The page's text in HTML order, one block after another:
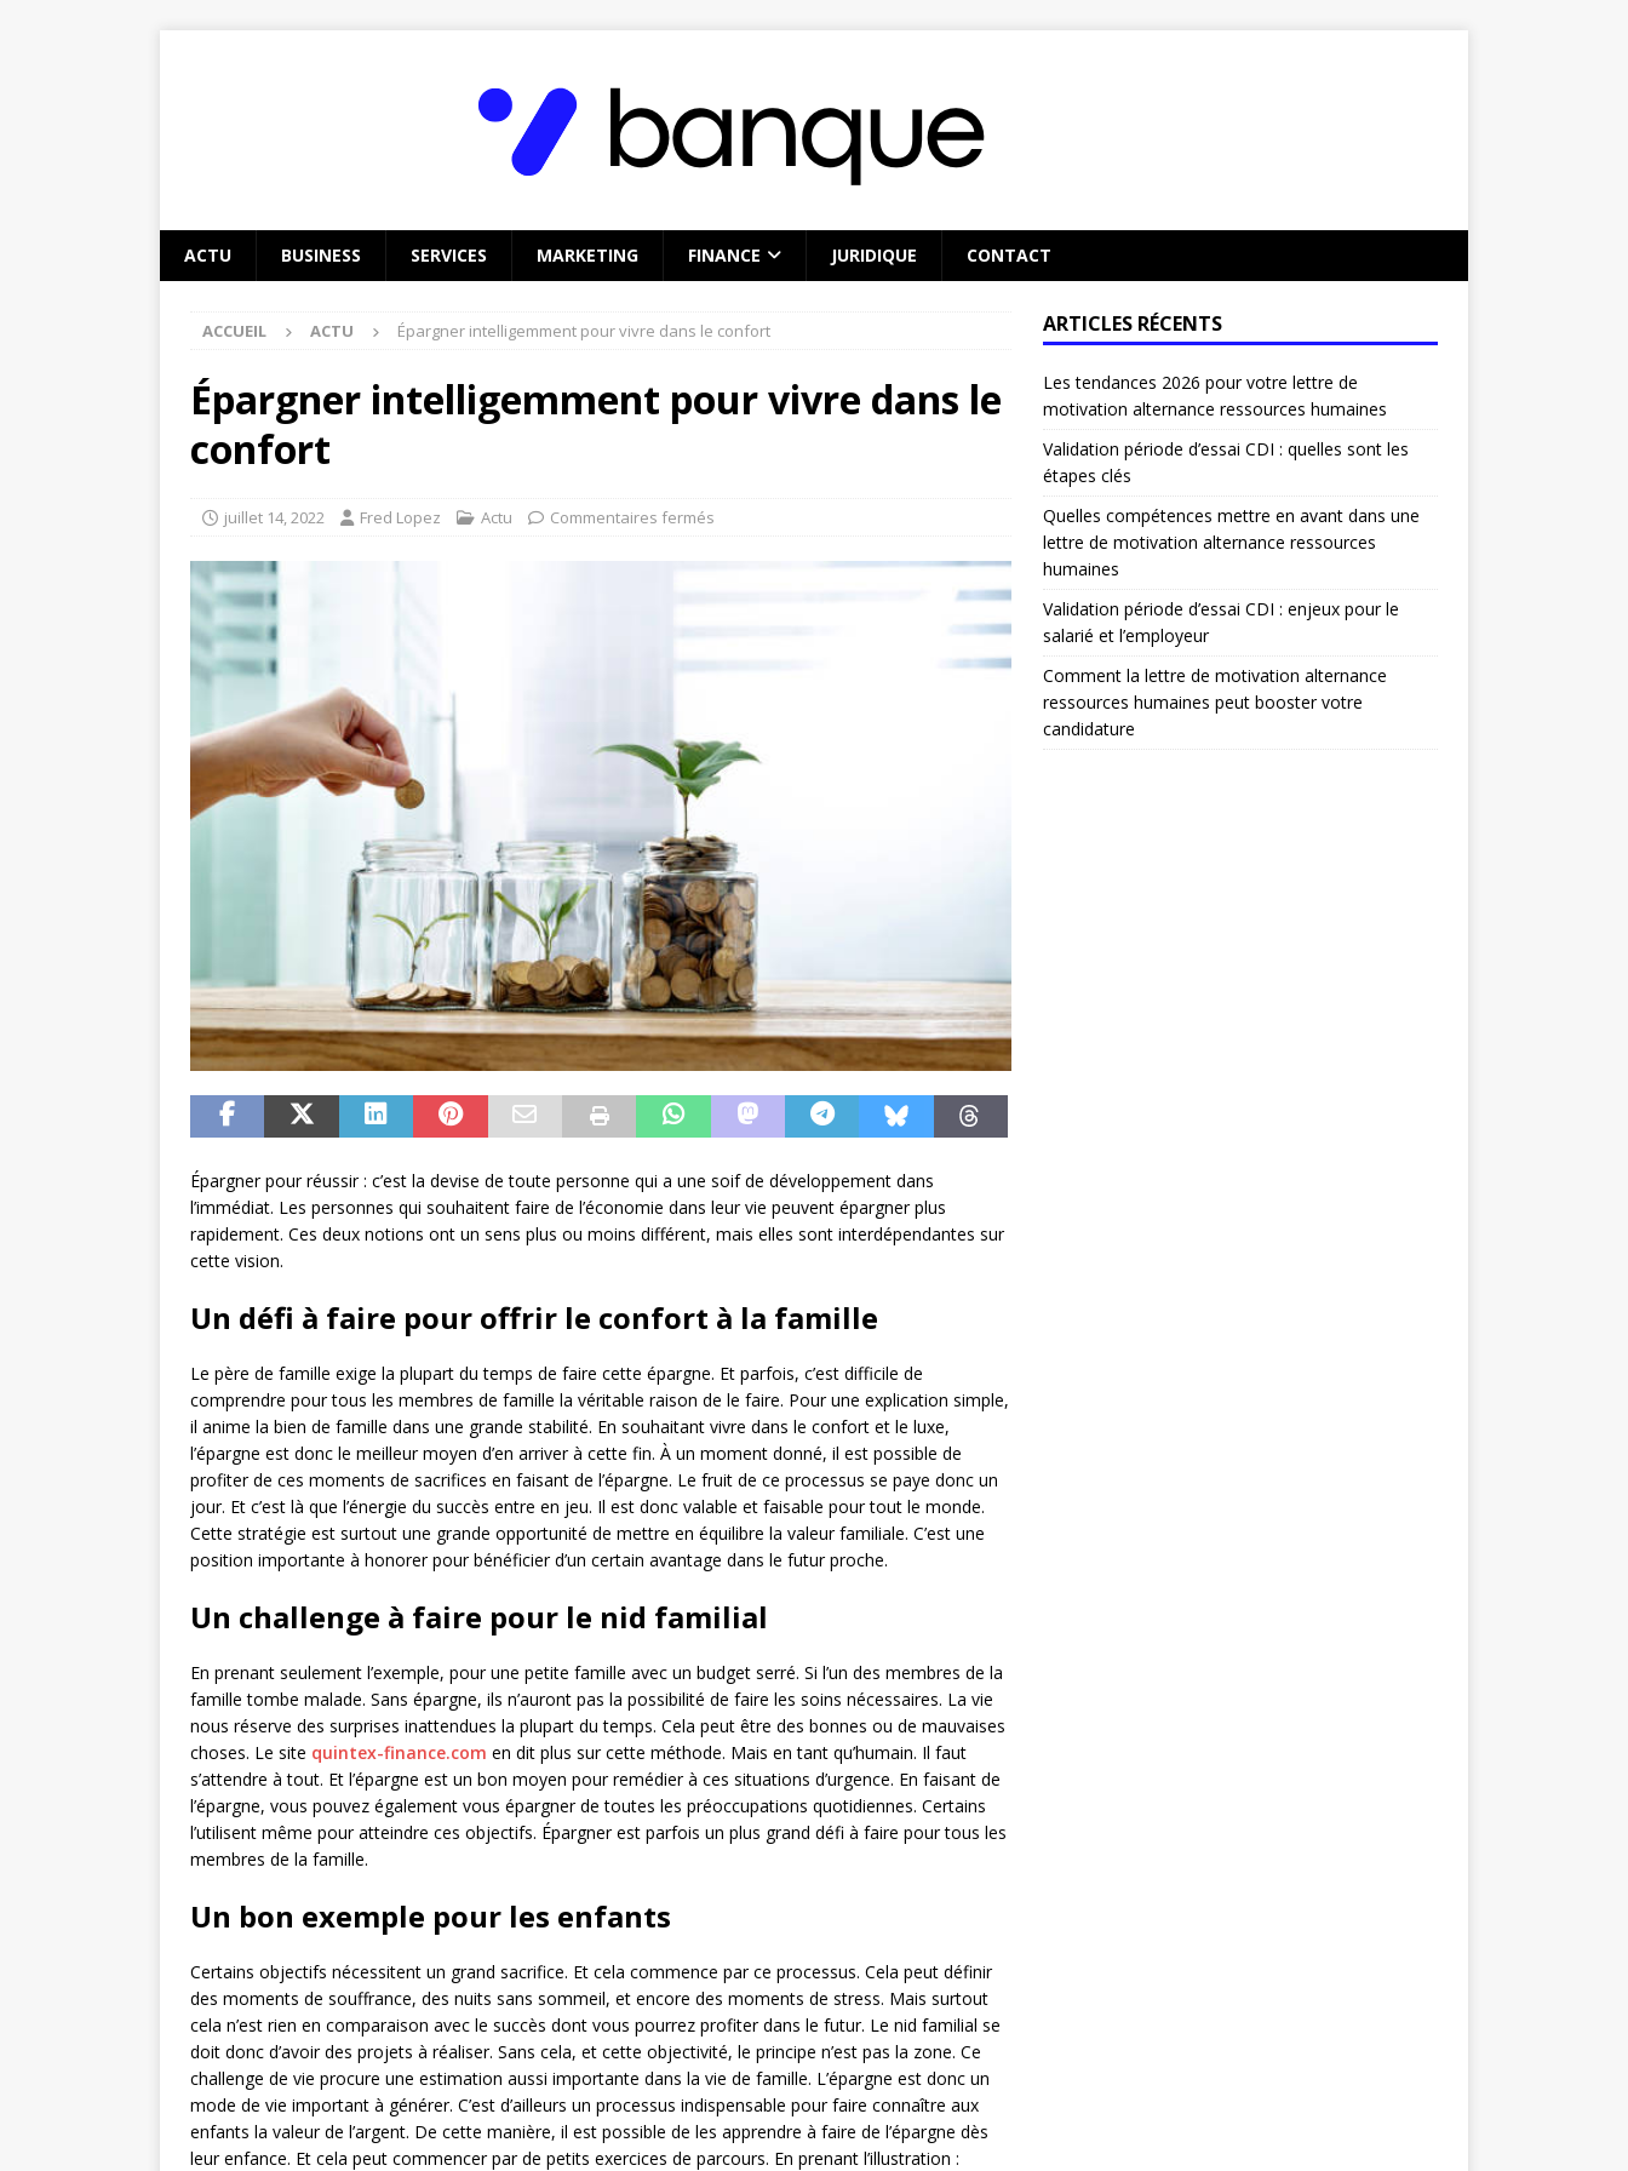
ACTU BUSINESS SERVICES MARKETING FINANCE JURIDIQUE CONTACT
ACCUEIL ACTU Épargner intelligemment pour vivre dans le confort
Épargner intelligemment pour vivre dans le
confort
juillet 14, 2022 Fred Lopez Actu Commentaires fermés
Épargner pour réussir : c’est la devise de toute personne qui a une soif de développement dans
l’immédiat. Les personnes qui souhaitent faire de l’économie dans leur vie peuvent épargner plus
rapidement. Ces deux notions ont un sens plus ou moins différent, mais elles sont interdépendantes sur
cette vision.
Un défi à faire pour offrir le confort à la famille
Le père de famille exige la plupart du temps de faire cette épargne. Et parfois, c’est difficile de
comprendre pour tous les membres de famille la véritable raison de le faire. Pour une explication simple,
il anime la bien de famille dans une grande stabilité. En souhaitant vivre dans le confort et le luxe,
l’épargne est donc le meilleur moyen d’en arriver à cette fin. À un moment donné, il est possible de
profiter de ces moments de sacrifices en faisant de l’épargne. Le fruit de ce processus se paye donc un
jour. Et c’est là que l’énergie du succès entre en jeu. Il est donc valable et faisable pour tout le monde.
Cette stratégie est surtout une grande opportunité de mettre en équilibre la valeur familiale. C’est une
position importante à honorer pour bénéficier d’un certain avantage dans le futur proche.
Un challenge à faire pour le nid familial
En prenant seulement l’exemple, pour une petite famille avec un budget serré. Si l’un des membres de la
famille tombe malade. Sans épargne, ils n’auront pas la possibilité de faire les soins nécessaires. La vie
nous réserve des surprises inattendues la plupart du temps. Cela peut être des bonnes ou de mauvaises
choses. Le site quintex-finance.com en dit plus sur cette méthode. Mais en tant qu’humain. Il faut
s’attendre à tout. Et l’épargne est un bon moyen pour remédier à ces situations d’urgence. En faisant de
l’épargne, vous pouvez également vous épargner de toutes les préoccupations quotidiennes. Certains
l’utilisent même pour atteindre ces objectifs. Épargner est parfois un plus grand défi à faire pour tous les
membres de la famille.
Un bon exemple pour les enfants
Certains objectifs nécessitent un grand sacrifice. Et cela commence par ce processus. Cela peut définir
des moments de souffrance, des nuits sans sommeil, et encore des moments de stress. Mais surtout
cela n’est rien en comparaison avec le succès dont vous pourrez profiter dans le futur. Le nid familial se
doit donc d’avoir des projets à réaliser. Sans cela, et cette objectivité, le principe n’est pas la zone. Ce
challenge de vie procure une estimation aussi importante dans la vie de famille. L’épargne est donc un
mode de vie important à générer. C’est d’ailleurs un processus indispensable pour faire connaître aux
enfants la valeur de l’argent. De cette manière, il est possible de les apprendre à faire de l’épargne dès
leur enfance. Et cela peut commencer par de petits exercices de parcours. En prenant l’illustration :
ARTICLES RÉCENTS
Les tendances 2026 pour votre lettre de
motivation alternance ressources humaines
Validation période d’essai CDI : quelles sont les
étapes clés
Quelles compétences mettre en avant dans une
lettre de motivation alternance ressources
humaines
Validation période d’essai CDI : enjeux pour le
salarié et l’employeur
Comment la lettre de motivation alternance
ressources humaines peut booster votre
candidature